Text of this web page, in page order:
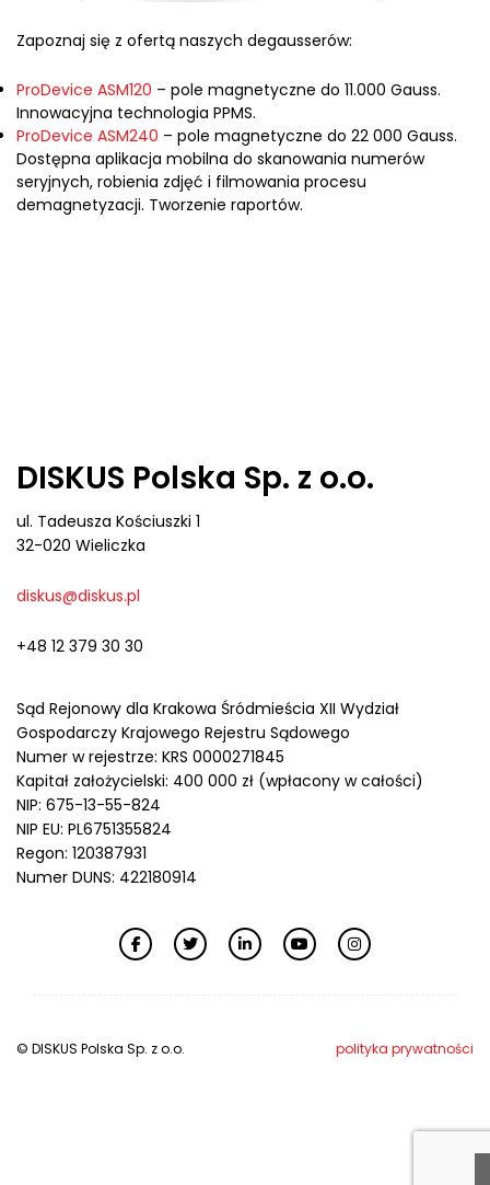
Zapoznaj się z ofertą naszych degausserów:
ProDevice ASM120 – pole magnetyczne do 11.000 Gauss.
Innowacyjna technologia PPMS.
ProDevice ASM240 – pole magnetyczne do 22 000 Gauss.
Dostępna aplikacja mobilna do skanowania numerów
seryjnych, robienia zdjęć i filmowania procesu
demagnetyzacji. Tworzenie raportów.
DISKUS Polska Sp. z o.o.
ul. Tadeusza Kościuszki 1
32-020 Wieliczka
diskus@diskus.pl
+48 12 379 30 30
Sąd Rejonowy dla Krakowa Śródmieścia XII Wydział
Gospodarczy Krajowego Rejestru Sądowego
Numer w rejestrze: KRS 0000271845
Kapitał założycielski: 400 000 zł (wpłacony w całości)
NIP: 675-13-55-824
NIP EU: PL6751355824
Regon: 120387931
Numer DUNS: 422180914
© DISKUS Polska Sp. z o.o. polityka prywatności